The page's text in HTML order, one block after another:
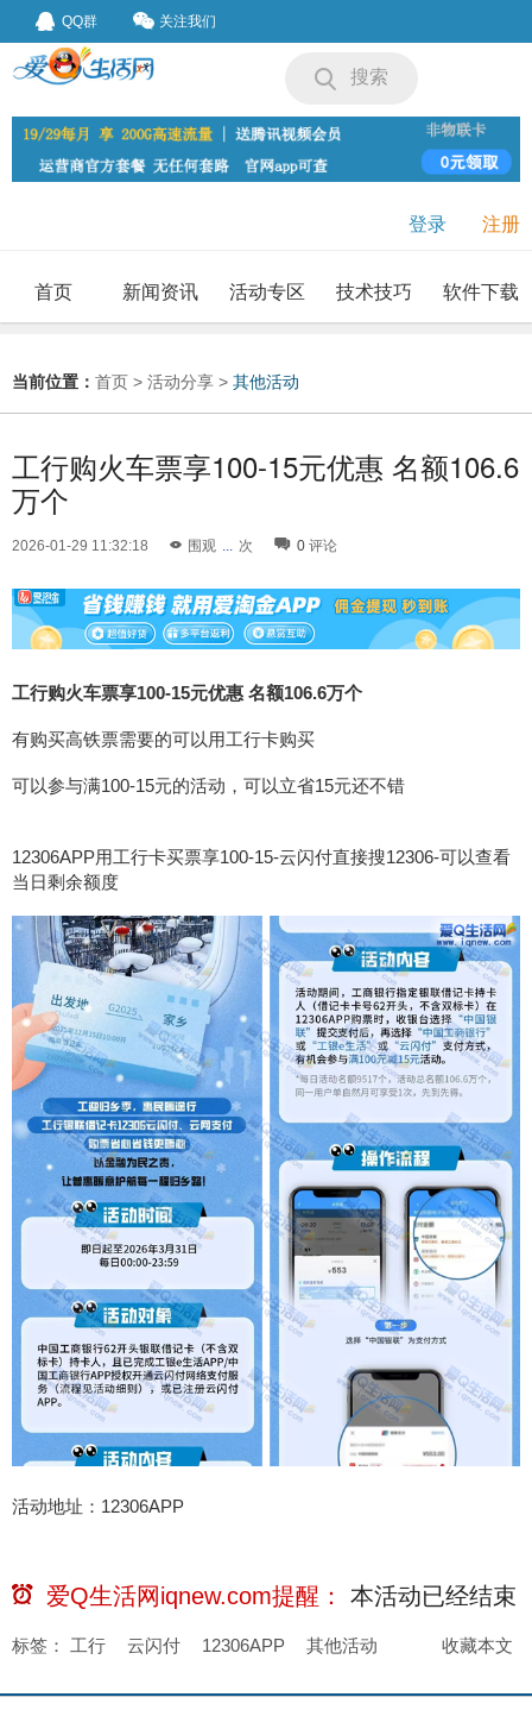
QQ群 关注我们
搜索
登录 注册
首页 新闻资讯 活动专区 技术技巧 软件下载
当前位置： 首页 > 活动分享 > 其他活动
工行购火车票享100-15元优惠 名额106.6
万个
2026-01-29 11:32:18 围观 ... 次 0 评论
工行购火车票享100-15元优惠 名额106.6万个
有购买高铁票需要的可以用工行卡购买
可以参与满100-15元的活动，可以立省15元还不错
12306APP用工行卡买票享100-15-云闪付直接搜12306-可以查看
当日剩余额度
活动地址：12306APP
爱Q生活网iqnew.com提醒： 本活动已经结束
收藏本文
标签： 工行 云闪付 12306APP 其他活动